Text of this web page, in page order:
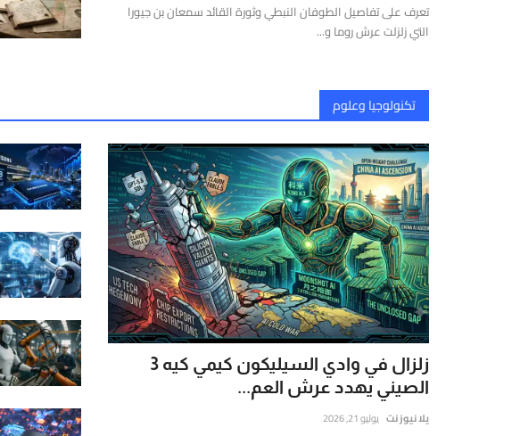
تعرف على تفاصيل الطوفان النبطي وثورة القائد سمعان بن جيورا
التي زلزلت عرش روما و...
تكنولوجيا وعلوم
زلزال في وادي السيليكون كيمي كيه 3
الصيني يهدد عرش العم...
يلا نيوز نت يوليو 21, 2026